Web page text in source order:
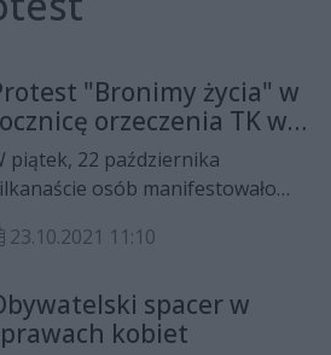
"Bronimy życia" w
orzeczenia TK ws.
piątek, 22 października
osób manifestowało
orzeczenia Trybunału
23.10.2021 11:10
spacer w
kobiet